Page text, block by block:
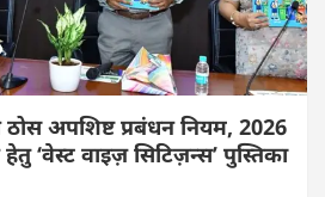
अपशिष्ट प्रबंधन नियम, 2026
हेतु ‘वेस्ट वाइज़ सिटिज़न्स’ पुस्तिका